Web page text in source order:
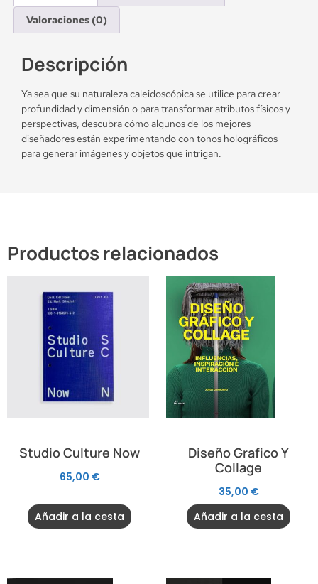
Valoraciones (0)
Descripción
Ya sea que su naturaleza caleidoscópica se utilice para crear
profundidad y dimensión o para transformar atributos físicos y
perspectivas, descubra cómo algunos de los mejores
diseñadores están experimentando con tonos holográficos
para generar imágenes y objetos que intrigan.
Productos relacionados
Studio Culture Now
65,00 €
Añadir a la cesta
Diseño Grafico Y
Collage
35,00 €
Añadir a la cesta